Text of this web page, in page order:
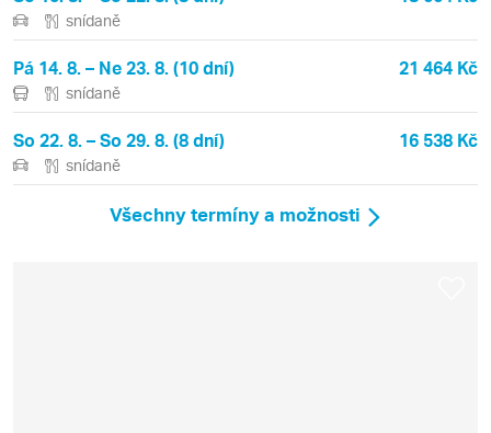
snídaně
Pá 14. 8. – Ne 23. 8. (10 dní) 21 464 Kč
snídaně
So 22. 8. – So 29. 8. (8 dní) 16 538 Kč
snídaně
Všechny termíny a možnosti